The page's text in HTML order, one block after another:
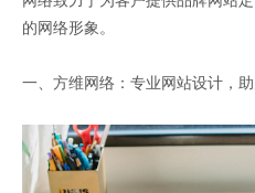
的网络形象。
一、方维网络：专业网站设计，